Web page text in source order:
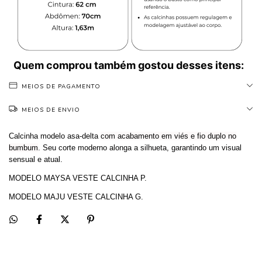
Quem comprou também gostou desses itens:
MEIOS DE PAGAMENTO
MEIOS DE ENVIO
Calcinha modelo asa-delta com acabamento em viés e fio duplo no
bumbum . Seu corte moderno alonga a silhueta, garantindo um visual
sensual e atual.
MODELO MAYSA VESTE CALCINHA P.
MODELO MAJU VESTE CALCINHA G.